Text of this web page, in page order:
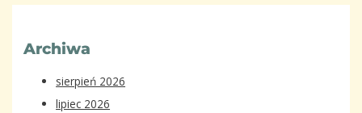
Archiwa
sierpień 2026
lipiec 2026